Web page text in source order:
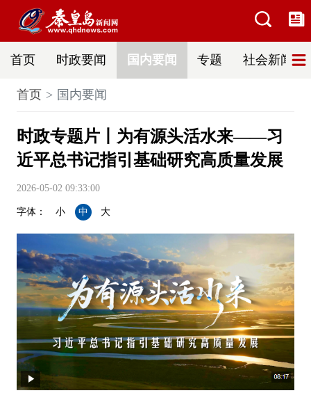
首页 时政要闻 国内要闻 专题 社会新闻
首页 国内要闻
时政专题片丨为有源头活水来——习
近平总书记指引基础研究高质量发展
2026-05-02 09:33:00
字体： 小 中 大